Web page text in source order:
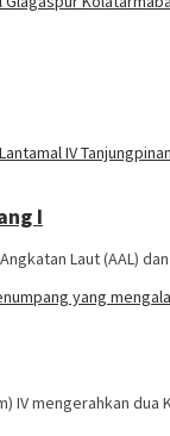
I
Laut (AAL)
IV mengerahkan